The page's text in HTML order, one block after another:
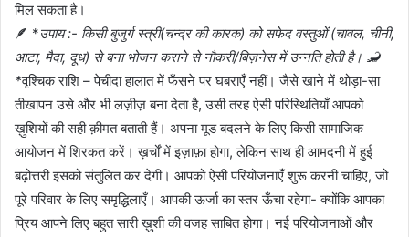
मिल सकता है।
🪶 *उपाय :- किसी बुजुर्ग स्त्री(चन्द्र की कारक) को सफेद वस्तुओं (चावल, चीनी,
आटा, मैदा, दूध) से बना भोजन कराने से नौकरी/बिज़नेस में उन्नति होती है। 🦂
*वृश्चिक राशि – पेचीदा हालात में फँसने पर घबराएँ नहीं। जैसे खाने में थोड़ा-सा
तीखापन उसे और भी लज़ीज़ बना देता है, उसी तरह ऐसी परिस्थितियाँ आपको
ख़ुशियों की सही क़ीमत बताती हैं। अपना मूड बदलने के लिए किसी सामाजिक
आयोजन में शिरकत करें। ख़र्चों में इज़ाफ़ा होगा, लेकिन साथ ही आमदनी में हुई
बढ़ोत्तरी इसको संतुलित कर देगी। आपको ऐसी परियोजनाएँ शुरू करनी चाहिए, जो
पूरे परिवार के लिए समृद्धिलाएँ। आपकी ऊर्जा का स्तर ऊँचा रहेगा- क्योंकि आपका
प्रिय आपने लिए बहुत सारी ख़ुशी की वजह साबित होगा। नई परियोजनाओं और